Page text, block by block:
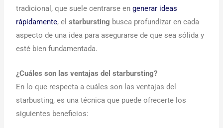
tradicional, que suele centrarse engenerar ideas
rápidamente, elstarbursting busca profundizar en cada
aspecto de una idea para asegurarse de que sea sólida y
esté bien fundamentada.
¿Cuáles son las ventajas del starbursting?
En lo que respecta a cuáles son las ventajas del
starbusting, es una técnica que puede ofrecerte los
siguientes beneficios: